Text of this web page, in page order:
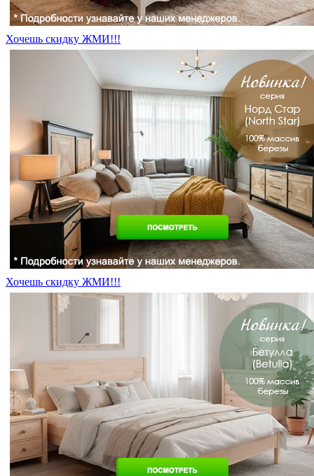
Хочешь скидку ЖМИ!!!
Хочешь скидку ЖМИ!!!